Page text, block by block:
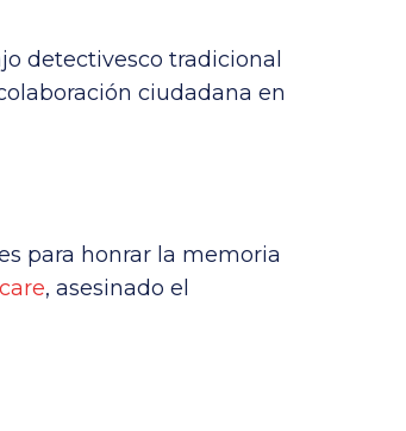
detectivesco tradicional
ciudadana en
para honrar la memoria
, asesinado el